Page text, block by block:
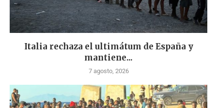
Italia rechaza el ultimátum de España y
mantiene...
7 agosto, 2026